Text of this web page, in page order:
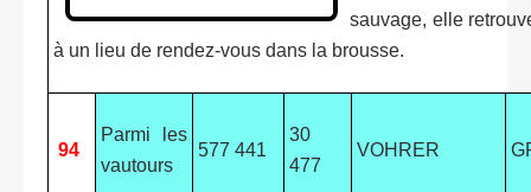
sauvage, elle
à un lieu de rendez-vous dans la brousse.
94
Parmi les
vautours
577 441
30
477
VOHRER